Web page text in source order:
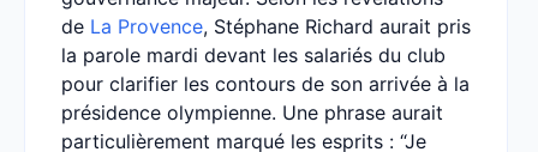
de La Provence, Stéphane Richard aurait pris
la parole mardi devant les salariés du club
pour clarifier les contours de son arrivée à la
présidence olympienne. Une phrase aurait
particulièrement marqué les esprits : “Je